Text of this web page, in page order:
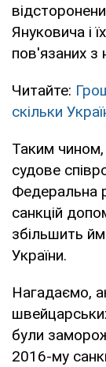
Януковича і
пов'язаних з
Читайте:
скільки
Таким
судове
Федеральна
санкцій
збільшить
України.
Нагадаємо,
були
2016-му